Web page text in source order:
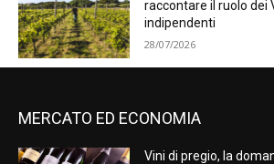
raccontare il ruolo dei
indipendenti
28/07/2026
MERCATO ED ECONOMIA
Vini di pregio, la